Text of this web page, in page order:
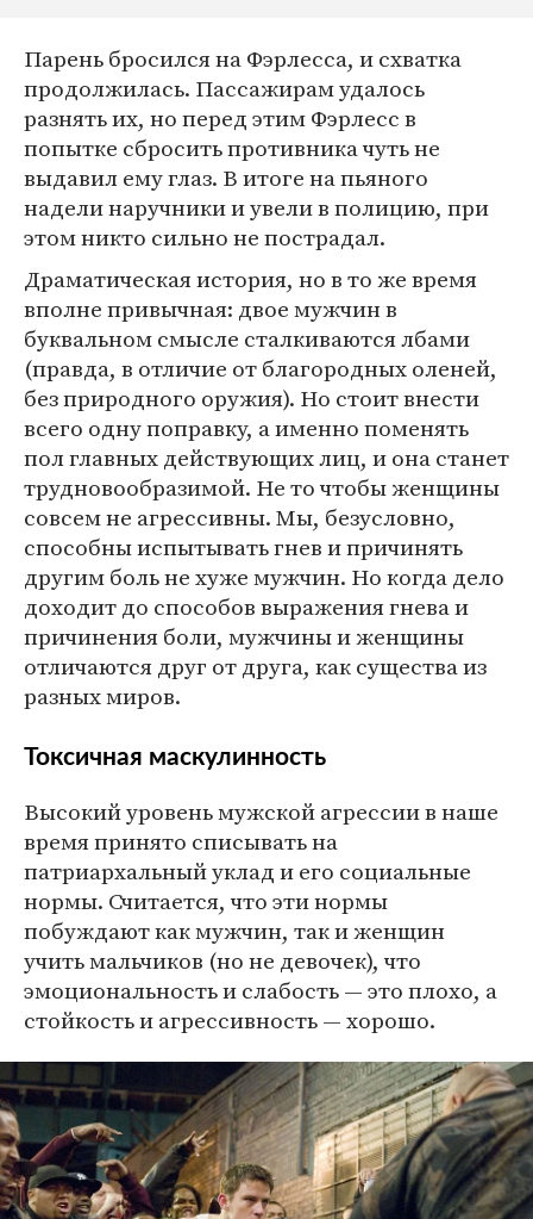
Парень бросился на Фэрлесса, и схватка
продолжилась. Пассажирам удалось
разнять их, но перед этим Фэрлесс в
попытке сбросить противника чуть не
выдавил ему глаз. В итоге на пьяного
надели наручники и увели в полицию, при
этом никто сильно не пострадал.
Драматическая история, но в то же время
вполне привычная: двое мужчин в
буквальном смысле сталкиваются лбами
(правда, в отличие от благородных оленей,
без природного оружия). Но стоит внести
всего одну поправку, а именно поменять
пол главных действующих лиц, и она станет
трудновообразимой. Не то чтобы женщины
совсем не агрессивны. Мы, безусловно,
способны испытывать гнев и причинять
другим боль не хуже мужчин. Но когда дело
доходит до способов выражения гнева и
причинения боли, мужчины и женщины
отличаются друг от друга, как существа из
разных миров.
Токсичная маскулинность
Высокий уровень мужской агрессии в наше
время принято списывать на
патриархальный уклад и его социальные
нормы. Считается, что эти нормы
побуждают как мужчин, так и женщин
учить мальчиков (но не девочек), что
эмоциональность и слабость — это плохо, а
стойкость и агрессивность — хорошо.